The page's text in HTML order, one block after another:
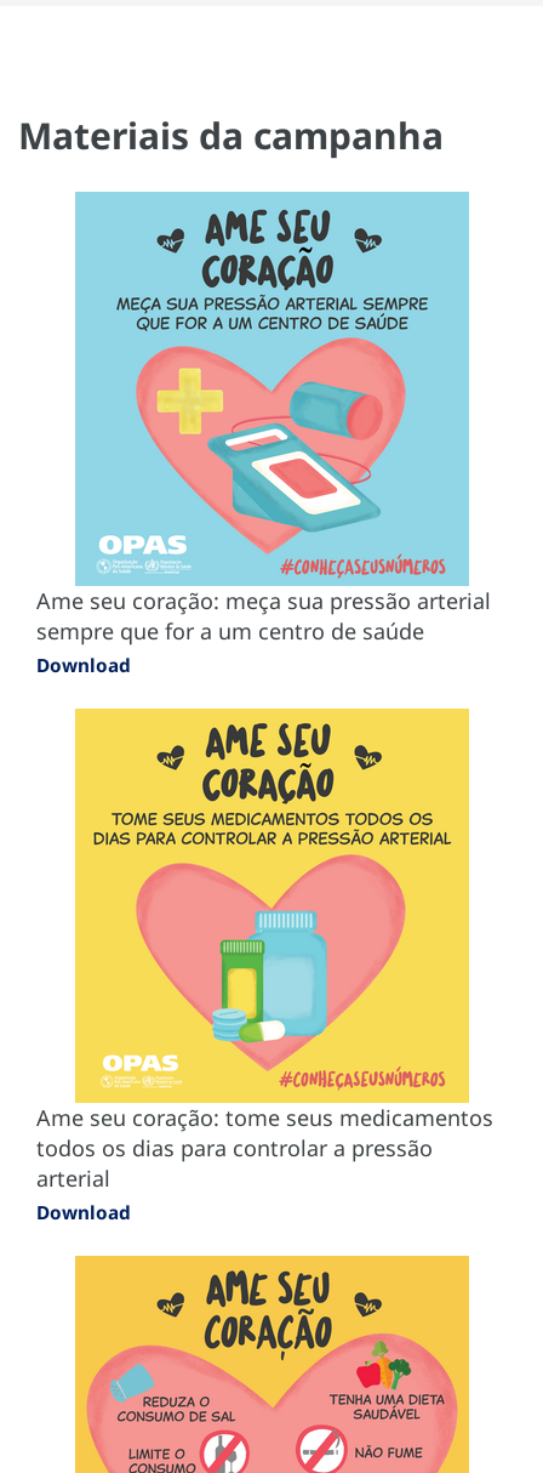
Materiais da campanha
Ame seu coração: meça sua pressão arterial
sempre que for a um centro de saúde
Download
Ame seu coração: tome seus medicamentos
todos os dias para controlar a pressão
arterial
Download